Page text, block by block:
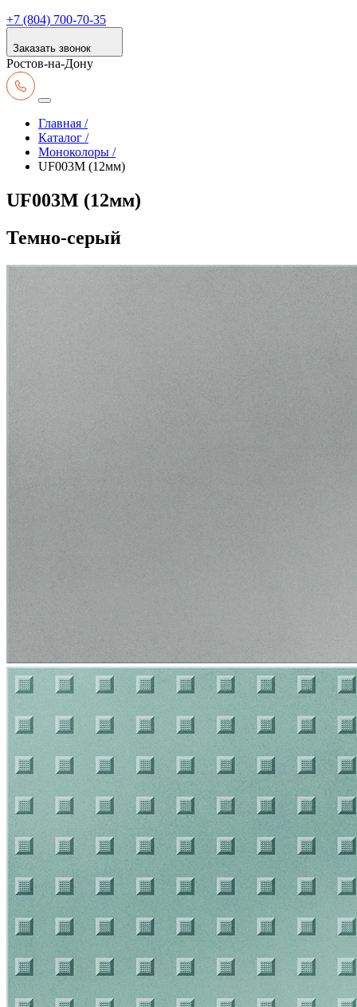
+7 (804) 700-70-35
Заказать звонок
Ростов-на-Дону
Главная /
Каталог /
Моноколоры /
UF003M (12мм)
UF003M (12мм)
Темно-серый